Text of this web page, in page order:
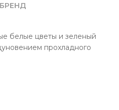
БРЕНД
белые цветы и зеленый
прохладного